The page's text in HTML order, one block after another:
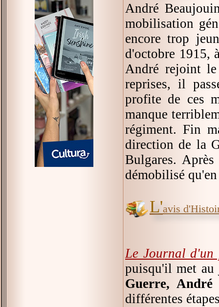
André
mobilisation
encore trop
d'octobre 1915,
André rejoint
reprises, il
profite de ces
manque
régiment. Fin
direction de la
Bulgares.
démobilisé
L'avis
Le Journal d'un
puisqu'il met
Guerre, André
différentes